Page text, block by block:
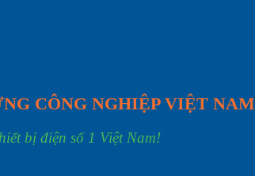
CÔNG NGHIỆP VIỆT NAM
bị điện số 1 Việt Nam!